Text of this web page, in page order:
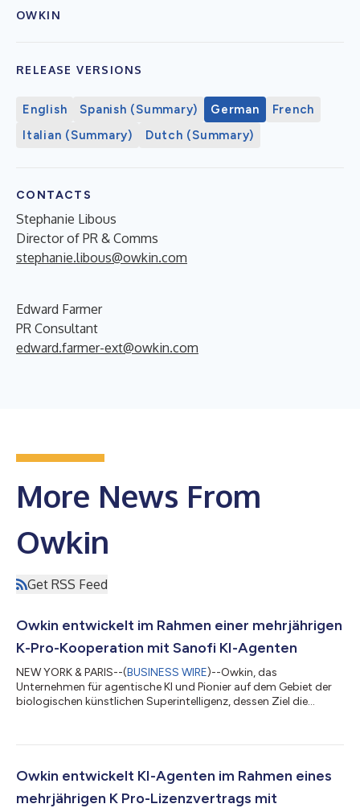
OWKIN
RELEASE VERSIONS
English Spanish (Summary) German
French
Italian (Summary)
Dutch (Summary)
CONTACTS
Stephanie Libous
Director of PR & Comms
stephanie.libous@owkin.com
Edward Farmer
PR Consultant
edward.farmer-ext@owkin.com
More News From
Owkin
Get RSS Feed
Owkin entwickelt im Rahmen einer mehrjährigen
K-Pro-Kooperation mit Sanofi KI-Agenten
NEW YORK & PARIS--(BUSINESS WIRE)--Owkin, das
Unternehmen für agentische KI und Pionier auf dem Gebiet der
biologischen künstlichen Superintelligenz, dessen Ziel die
Zusammenarbeit mit Sanofi bekannt. Im Rahmen dieser
nächsten Generation entwickelt werden, unterstützt durch eine
fünfjährige Lizenz für K Pro, den KI-Wissenschaftler von Owk...
Owkin entwickelt KI-Agenten im Rahmen eines
mehrjährigen K Pro-Lizenzvertrags mit